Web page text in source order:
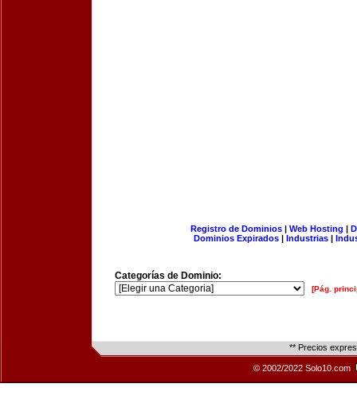
Registro de Dominios| Web Hosting |
Dominios Expirados | Industrias |
Categorías de Dominio:
[Pág.
** Precios
© 2002/2022 Solo10.com